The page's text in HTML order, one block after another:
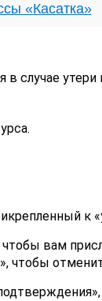
«Касатка»
случае утери
к
вам
чтобы